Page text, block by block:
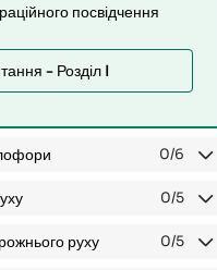
посвідчення
- Розділ I
0/6
0/5
руху 0/5